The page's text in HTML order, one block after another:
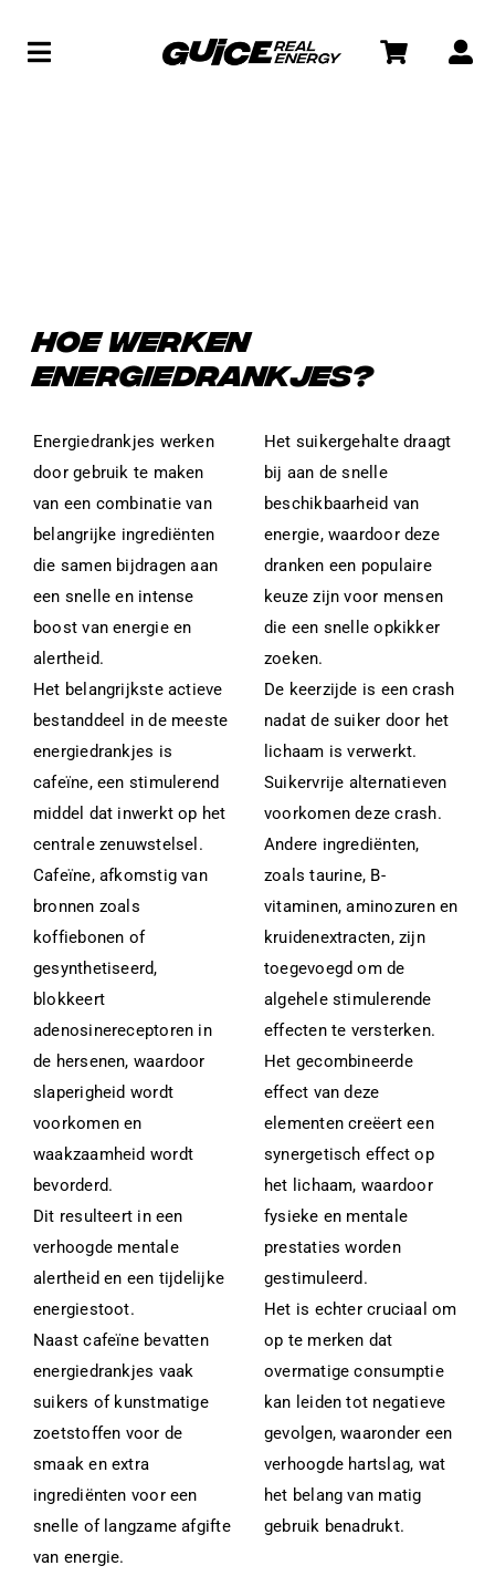
Toggle
HOE WERKEN
ENERGIEDRANKJES?
Energiedrankjes werken
door gebruik te maken
van een combinatie van
belangrijke ingrediënten
die samen bijdragen aan
een snelle en intense
boost van energie en
alertheid.
Het belangrijkste actieve
bestanddeel in de meeste
energiedrankjes is
cafeïne, een stimulerend
middel dat inwerkt op het
centrale zenuwstelsel.
Cafeïne, afkomstig van
bronnen zoals
koffiebonen of
gesynthetiseerd,
blokkeert
adenosinereceptoren in
de hersenen, waardoor
slaperigheid wordt
voorkomen en
waakzaamheid wordt
bevorderd.
Dit resulteert in een
verhoogde mentale
alertheid en een tijdelijke
energiestoot.
Naast cafeïne bevatten
energiedrankjes vaak
suikers of kunstmatige
zoetstoffen voor de
smaak en extra
ingrediënten voor een
snelle of langzame afgifte
van energie.
Het suikergehalte draagt
bij aan de snelle
beschikbaarheid van
energie, waardoor deze
dranken een populaire
keuze zijn voor mensen
die een snelle opkikker
zoeken.
De keerzijde is een crash
nadat de suiker door het
lichaam is verwerkt.
Suikervrije alternatieven
voorkomen deze crash.
Andere ingrediënten,
zoals taurine, B-
vitaminen, aminozuren en
kruidenextracten, zijn
toegevoegd om de
algehele stimulerende
effecten te versterken.
Het gecombineerde
effect van deze
elementen creëert een
synergetisch effect op
het lichaam, waardoor
fysieke en mentale
prestaties worden
gestimuleerd.
Het is echter cruciaal om
op te merken dat
overmatige consumptie
kan leiden tot negatieve
gevolgen, waaronder een
verhoogde hartslag, wat
het belang van matig
gebruik benadrukt.